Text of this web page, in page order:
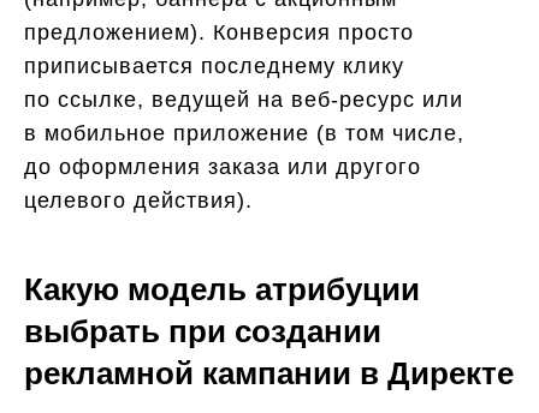
предложением). Конверсия просто
приписывается последнему клику
по ссылке, ведущей на веб-ресурс или
в мобильное приложение (в том числе,
до оформления заказа или другого
целевого действия).
Какую модель атрибуции
выбрать при создании
рекламной кампании в Директе